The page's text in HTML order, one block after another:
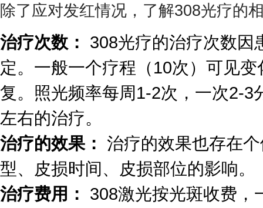
除了应对发红情况，了解308光疗的
治疗次数：
308光疗的治疗次数因
定。一般一个疗程（10次）可见
复。照光频率每周1-2次，一次2-3
左右的治疗。
治疗的效果： 治疗的效果也存在
型、皮损时间、皮损部位的影响。
治疗费用：
308激光按光斑收费，